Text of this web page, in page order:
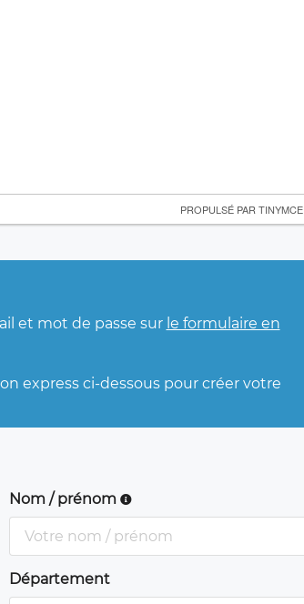
PROPULSÉ PAR TINYMCE
et mot de passe sur le formulaire en
express ci-dessous pour créer votre
Nom / prénom
Département